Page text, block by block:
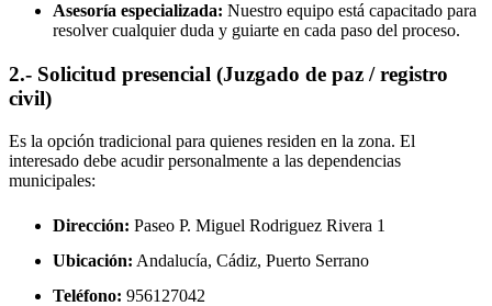
Asesoría especializada: Nuestro equipo está capacitado para
resolver cualquier duda y guiarte en cada paso del proceso.
2.- Solicitud presencial (Juzgado de paz / registro
civil)
Es la opción tradicional para quienes residen en la zona. El
interesado debe acudir personalmente a las dependencias
municipales:
Dirección: Paseo P. Miguel Rodriguez Rivera 1
Ubicación: Andalucía, Cádiz, Puerto Serrano
Teléfono: 956127042